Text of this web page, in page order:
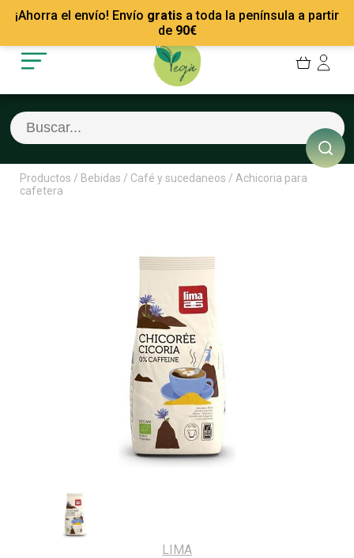
¡Ahorra el envío! Envío gratis a toda la península a partir
de 90€
Mis Pedidos
Mis favoritos
Cerrar sesión
Recetas
Empresas
Contacto
Productos / Bebidas / Café y sucedaneos / Achicoria para
cafetera
LIMA